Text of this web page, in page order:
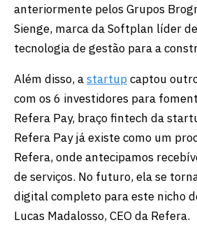
anteriormente pelos Grupos
Sienge, marca da Softplan líder
tecnologia de gestão para a
Além disso, astartupcaptou
com os 6 investidores para
Refera Pay, braço fintech da
Refera Pay já existe como um
Refera, onde antecipamos
de serviços. No futuro, ela se
digital completo para este nicho
Lucas Madalosso, CEO da Refera.